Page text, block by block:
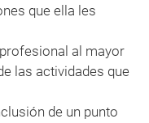
que ella les
al mayor
las actividades que
de un punto